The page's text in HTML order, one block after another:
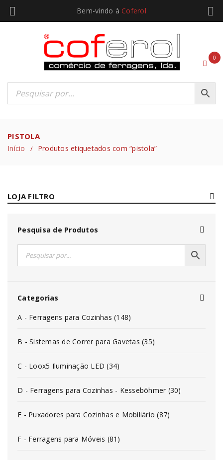
Bem-vindo à Coferol
0
PISTOLA
Início / Produtos etiquetados com “pistola”
LOJA FILTRO
Pesquisa de Produtos
Categorias
A - Ferragens para Cozinhas (148)
B - Sistemas de Correr para Gavetas (35)
C - Loox5 Iluminação LED (34)
D - Ferragens para Cozinhas - Kesseböhmer (30)
E - Puxadores para Cozinhas e Mobiliário (87)
F - Ferragens para Móveis (81)